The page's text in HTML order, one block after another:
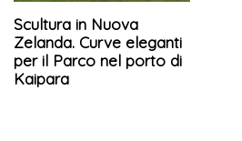
Scultura in Nuova
Zelanda. Curve eleganti
per il Parco nel porto di
Kaipara